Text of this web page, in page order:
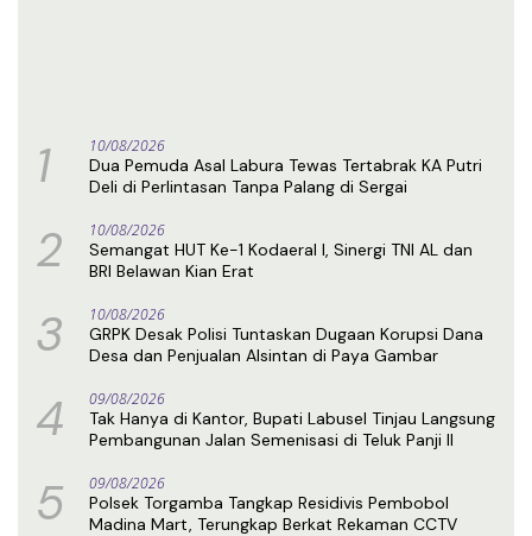
1 10/08/2026
Dua Pemuda Asal Labura Tewas Tertabrak KA Putri
Deli di Perlintasan Tanpa Palang di Sergai
2 10/08/2026
Semangat HUT Ke-1 Kodaeral I, Sinergi TNI AL dan
BRI Belawan Kian Erat
3 10/08/2026
GRPK Desak Polisi Tuntaskan Dugaan Korupsi Dana
Desa dan Penjualan Alsintan di Paya Gambar
4 09/08/2026
Tak Hanya di Kantor, Bupati Labusel Tinjau Langsung
Pembangunan Jalan Semenisasi di Teluk Panji II
5 09/08/2026
Polsek Torgamba Tangkap Residivis Pembobol
Madina Mart, Terungkap Berkat Rekaman CCTV